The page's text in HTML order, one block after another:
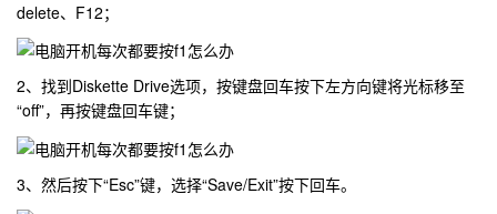
delete、F12；
2、找到Diskette Drive选项，按键盘回车按下左方向键将光标移至
“off”，再按键盘回车键；
3、然后按下“Esc”键，选择“Save/Exit”按下回车。